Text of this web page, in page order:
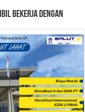
BEKERJA DENGAN